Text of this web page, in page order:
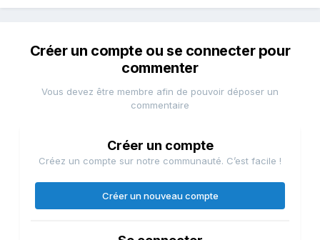
Créer un compte ou se connecter pour
commenter
Vous devez être membre afin de pouvoir déposer un
commentaire
Créer un compte
Créez un compte sur notre communauté. C’est facile !
Créer un nouveau compte